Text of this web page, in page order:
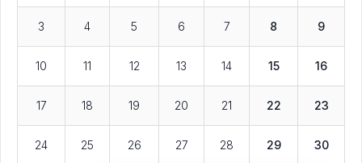
3 4 5 6 7 8 9
10 11 12 13 14 15 16
17 18 19 20 21 22 23
24 25 26 27 28 29 30